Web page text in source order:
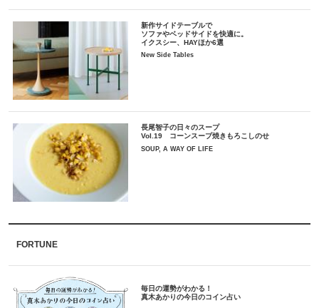
新作サイドテーブルで
ソファやベッドサイドを快適に。
イクスシー、HAYほか6選
New Side Tables
長尾智子の日々のスープ
Vol.19 コーンスープ焼きもろこしのせ
SOUP, A WAY OF LIFE
FORTUNE
毎日の運勢がわかる！